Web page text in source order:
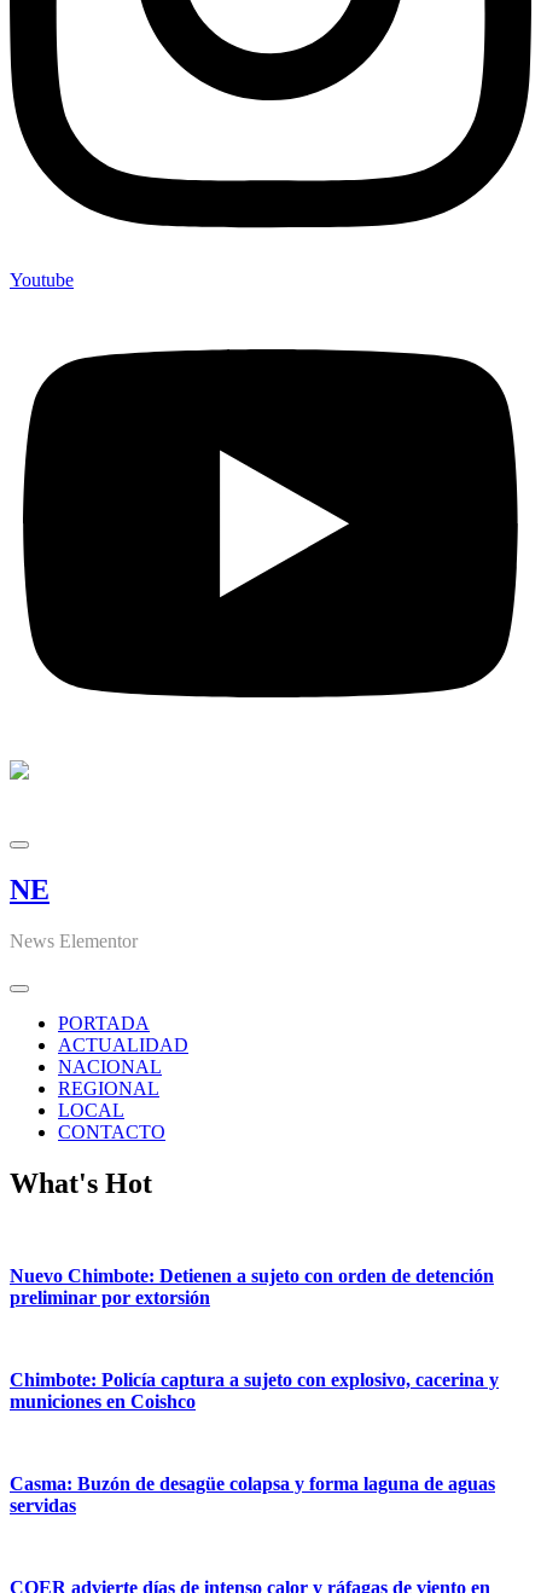
Youtube
NE
News Elementor
PORTADA
ACTUALIDAD
NACIONAL
REGIONAL
LOCAL
CONTACTO
What's Hot
Nuevo Chimbote: Detienen a sujeto con orden de detención
preliminar por extorsión
Chimbote: Policía captura a sujeto con explosivo, cacerina y
municiones en Coishco
Casma: Buzón de desagüe colapsa y forma laguna de aguas
servidas
COER advierte días de intenso calor y ráfagas de viento en